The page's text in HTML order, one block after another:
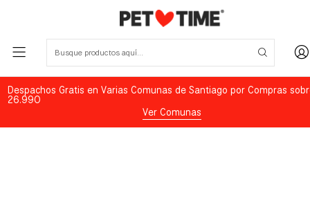
Despachos Gratis en Varias Comunas de Santiago por Compras
26.990
Ver Comunas